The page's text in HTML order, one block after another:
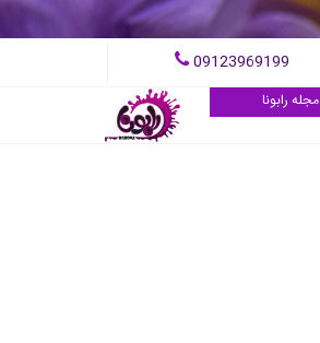
09123969199
مجله رابونا